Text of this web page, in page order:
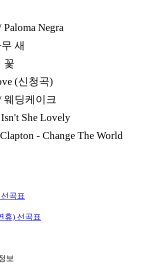
Paloma Negra
새
꽃
(신청곡)
웨딩케이크
She Lovely
- Change The World
곡표
휴) 선곡표